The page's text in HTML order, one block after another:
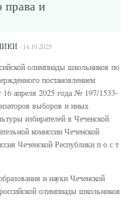
права и
· 14.10.2025
олимпиады школьников по
постановлением
16 апреля 2025 года № 197/1533-
выборов и иных
избирателей в Чеченской
комиссии Чеченской
Чеченской Республики п о с т
и науки Чеченской
олимпиады школьников